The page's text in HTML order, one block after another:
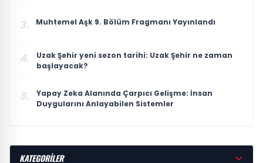
3. Muhtemel Aşk 9. Bölüm Fragmanı Yayınlandı
4.
Uzak Şehir yeni sezon tarihi: Uzak Şehir ne zaman
başlayacak?
5.
Yapay Zeka Alanında Çarpıcı Gelişme: İnsan
Duygularını Anlayabilen Sistemler
KATEGORİLER